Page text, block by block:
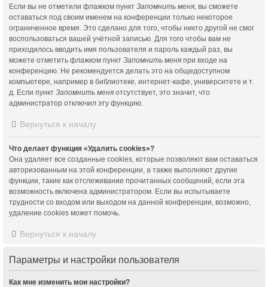
Если вы не отметили флажком пункт Запомнить меня , вы сможете
оставаться под своим именем на конференции только некоторое
ограниченное время. Это сделано для того, чтобы никто другой не смог
воспользоваться вашей учётной записью. Для того чтобы вам не
приходилось вводить имя пользователя и пароль каждый раз, вы
можете отметить флажком пункт Запомнить меня при входе на
конференцию. Не рекомендуется делать это на общедоступном
компьютере, например в библиотеке, интернет-кафе, университете и т.
д. Если пункт Запомнить меня отсутствует, это значит, что
администратор отключил эту функцию.
Вернуться к началу
Что делает функция «Удалить cookies»?
Она удаляет все созданные cookies, которые позволяют вам оставаться
авторизованным на этой конференции, а также выполняют другие
функции, такие как отслеживание прочитанных сообщений, если эта
возможность включена администратором. Если вы испытываете
трудности со входом или выходом на данной конференции, возможно,
удаление cookies может помочь.
Вернуться к началу
Параметры и настройки пользователя
Как мне изменить мои настройки?